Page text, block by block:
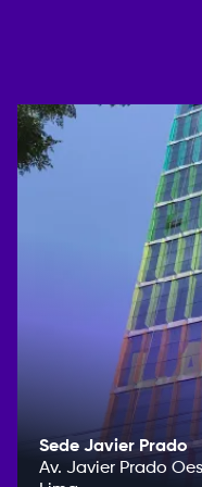
Sede Javier Prado
Av. Javier Prado